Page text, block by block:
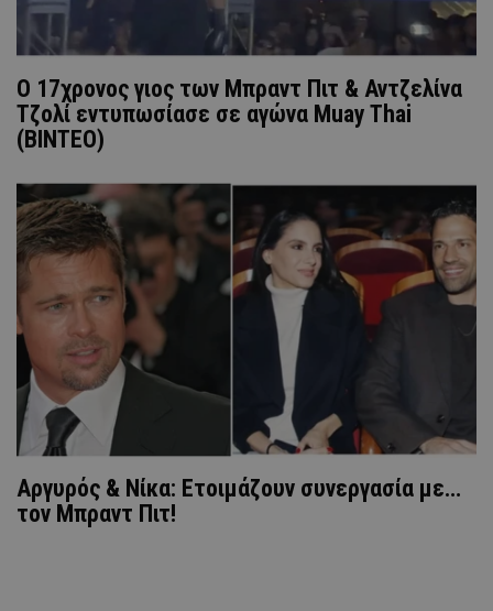
Ο 17χρονος γιος των Μπραντ Πιτ & Αντζελίνα
Τζολί εντυπωσίασε σε αγώνα Muay Thai
(ΒΙΝΤΕΟ)
Αργυρός & Νίκα: Ετοιμάζουν συνεργασία με…
τον Μπραντ Πιτ!